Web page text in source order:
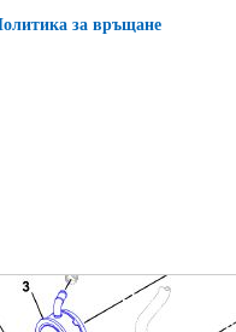
за връщане